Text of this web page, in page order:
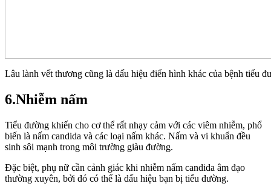
Lâu lành vết thương cũng là dấu hiệu điển hình khác của bệnh tiểu
6.Nhiễm nấm
Tiểu đường khiến cho cơ thể rất nhạy cảm với các viêm nhiễm, phổ
biến là nấm candida và các loại nấm khác. Nấm và vi khuẩn đều
sinh sôi mạnh trong môi trường giàu đường.
Đặc biệt, phụ nữ cần cảnh giác khi nhiễm nấm candida âm đạo
thường xuyên, bởi đó có thể là dấu hiệu bạn bị tiểu đường.